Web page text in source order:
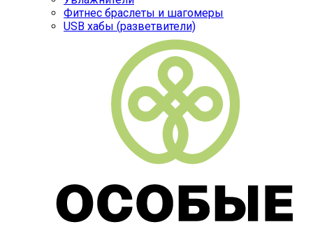
Фитнес браслеты и шагомеры
USB хабы (разветвители)